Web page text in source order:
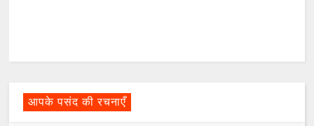
आपके पसंद की रचनाएँ